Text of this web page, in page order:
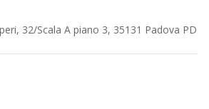
32/Scala A piano 3, 35131 Padova PD